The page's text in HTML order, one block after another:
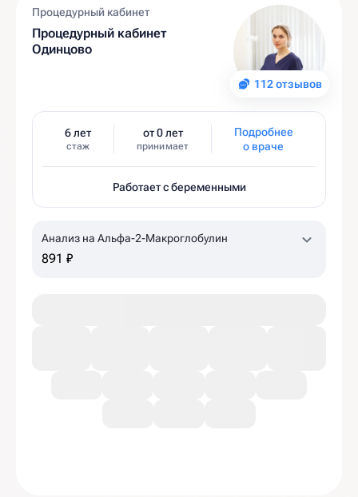
112 отзывов
Процедурный кабинет
Процедурный кабинет
Одинцово
6 лет
стаж
от 0 лет
принимает
Подробнее
о враче
Работает с беременными
Анализ на Альфа-2-Макроглобулин
891 ₽